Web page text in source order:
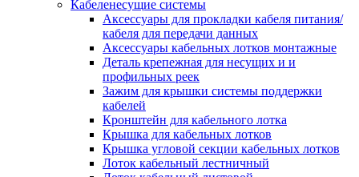
Торцевая клемма клеммной
Короба кабельные
Короб распределительный
Материал монтажный
Держатель кабельный зажимной
Зажим балочный
Зажим/клипса для крепления труб
Скоба крепежная
Скоба с гвоздем
Соединитель провода
Кабеленесущие системы
Аксессуары для прокладки кабеля питания/
кабеля для передачи данных
Аксессуары кабельных лотков монтажные
Деталь крепежная для несущих и и
профильных реек
Зажим для крышки системы поддержки
кабелей
Кронштейн для кабельного лотка
Крышка для кабельных лотков
Крышка угловой секции кабельных лотков
Лоток кабельный лестничный